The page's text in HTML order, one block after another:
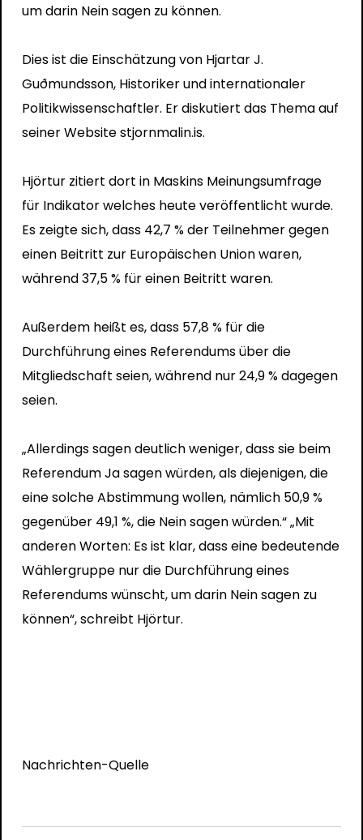
um darin Nein sagen zu können.
Dies ist die Einschätzung von Hjartar J.
Guðmundsson, Historiker und internationaler
Politikwissenschaftler. Er diskutiert das Thema auf
seiner Websitestjornmalin.is.
Hjörtur zitiert dort in Maskins Meinungsumfrage
für Indikatorwelches heute veröffentlicht wurde.
Es zeigte sich, dass 42,7 % der Teilnehmer gegen
einen Beitritt zur Europäischen Union waren,
während 37,5 % für einen Beitritt waren.
Außerdem heißt es, dass 57,8 % für die
Durchführung eines Referendums über die
Mitgliedschaft seien, während nur 24,9 % dagegen
seien.
„Allerdings sagen deutlich weniger, dass sie beim
Referendum Ja sagen würden, als diejenigen, die
eine solche Abstimmung wollen, nämlich 50,9 %
gegenüber 49,1 %, die Nein sagen würden.“ „Mit
anderen Worten: Es ist klar, dass eine bedeutende
Wählergruppe nur die Durchführung eines
Referendums wünscht, um darin Nein sagen zu
können“, schreibt Hjörtur.
Nachrichten-Quelle